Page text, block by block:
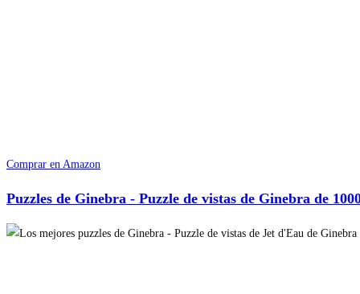
Comprar en Amazon
Puzzles de Ginebra - Puzzle de vistas de Ginebra de